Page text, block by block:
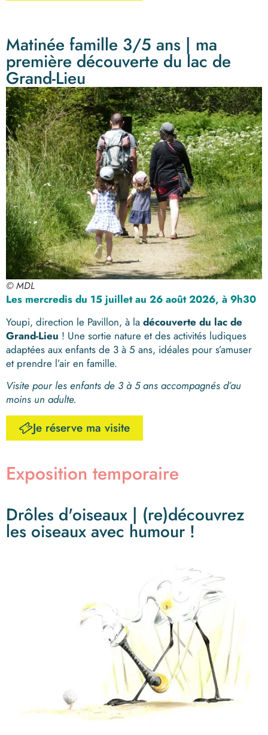
Matinée famille 3/5 ans | ma
première découverte du lac de
Grand-Lieu
© MDL
Les mercredis du 15 juillet au 26 août 2026, à 9h30
Youpi, direction le Pavillon, à la découverte du lac de
Grand-Lieu ! Une sortie nature et des activités ludiques
adaptées aux enfants de 3 à 5 ans, idéales pour s’amuser
et prendre l’air en famille.
Visite pour les enfants de 3 à 5 ans accompagnés d’au
moins un adulte.
Je réserve ma visite
Exposition temporaire
Drôles d'oiseaux | (re)découvrez
les oiseaux avec humour !